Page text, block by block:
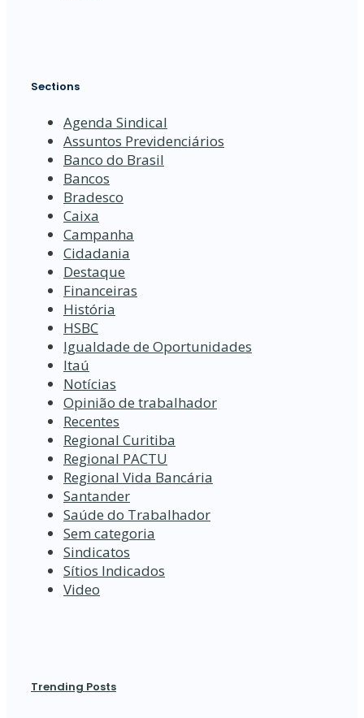
Sections
Agenda Sindical
Assuntos Previdenciários
Banco do Brasil
Bancos
Bradesco
Caixa
Campanha
Cidadania
Destaque
Financeiras
História
HSBC
Igualdade de Oportunidades
Itaú
Notícias
Opinião de trabalhador
Recentes
Regional Curitiba
Regional PACTU
Regional Vida Bancária
Santander
Saúde do Trabalhador
Sem categoria
Sindicatos
Sítios Indicados
Video
Trending Posts